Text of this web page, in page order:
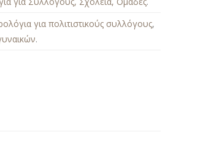
για πολιτιστικούς συλλόγους,
.